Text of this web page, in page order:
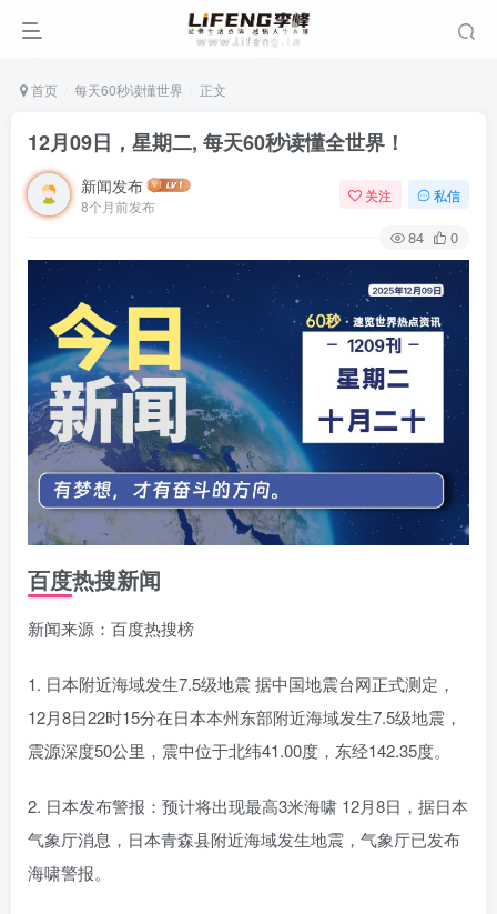
首页 每天60秒读懂世界 正文
12月09日，星期二, 每天60秒读懂全世界！
新闻发布
8个月前发布
关注 私信
84 0
百度热搜新闻
新闻来源：百度热搜榜
1. 日本附近海域发生7.5级地震 据中国地震台网正式测定，
12月8日22时15分在日本本州东部附近海域发生7.5级地震，
震源深度50公里，震中位于北纬41.00度，东经142.35度。
2. 日本发布警报：预计将出现最高3米海啸 12月8日，据日本
气象厅消息，日本青森县附近海域发生地震，气象厅已发布
海啸警报。